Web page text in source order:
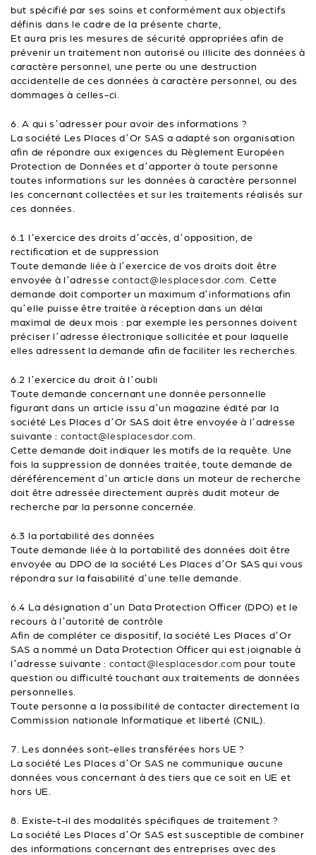
but spécifié par ses soins et conformément aux objectifs
définis dans le cadre de la présente charte,
Et aura pris les mesures de sécurité appropriées afin de
prévenir un traitement non autorisé ou illicite des données à
caractère personnel, une perte ou une destruction
accidentelle de ces données à caractère personnel, ou des
dommages à celles-ci.
6. A qui s’adresser pour avoir des informations ?
La société Les Places d’Or SAS a adapté son organisation
afin de répondre aux exigences du Règlement Européen
Protection de Données et d’apporter à toute personne
toutes informations sur les données à caractère personnel
les concernant collectées et sur les traitements réalisés sur
ces données.
6.1 l’exercice des droits d’accès, d’opposition, de
rectification et de suppression
Toute demande liée à l’exercice de vos droits doit être
envoyée à l’adresse contact@lesplacesdor.com. Cette
demande doit comporter un maximum d’informations afin
qu’elle puisse être traitée à réception dans un délai
maximal de deux mois : par exemple les personnes doivent
préciser l’adresse électronique sollicitée et pour laquelle
elles adressent la demande afin de faciliter les recherches.
6.2 l’exercice du droit à l’oubli
Toute demande concernant une donnée personnelle
figurant dans un article issu d’un magazine édité par la
société Les Places d’Or SAS doit être envoyée à l’adresse
suivante : contact@lesplacesdor.com.
Cette demande doit indiquer les motifs de la requête. Une
fois la suppression de données traitée, toute demande de
déréférencement d’un article dans un moteur de recherche
doit être adressée directement auprès dudit moteur de
recherche par la personne concernée.
6.3 la portabilité des données
Toute demande liée à la portabilité des données doit être
envoyée au DPO de la société Les Places d’Or SAS qui vous
répondra sur la faisabilité d’une telle demande.
6.4 La désignation d’un Data Protection Officer (DPO) et le
recours à l’autorité de contrôle
Afin de compléter ce dispositif, la société Les Places d’Or
SAS a nommé un Data Protection Officer qui est joignable à
l’adresse suivante : contact@lesplacesdor.com pour toute
question ou difficulté touchant aux traitements de données
personnelles.
Toute personne a la possibilité de contacter directement la
Commission nationale Informatique et liberté (CNIL).
7. Les données sont-elles transférées hors UE ?
La société Les Places d’Or SAS ne communique aucune
données vous concernant à des tiers que ce soit en UE et
hors UE.
8. Existe-t-il des modalités spécifiques de traitement ?
La société Les Places d’Or SAS est susceptible de combiner
des informations concernant des entreprises avec des